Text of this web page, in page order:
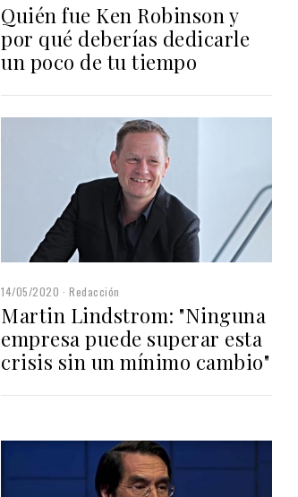
Quién fue Ken Robinson y
por qué deberías dedicarle
un poco de tu tiempo
14/05/2020 Redacción
Martin Lindstrom: "Ninguna
empresa puede superar esta
crisis sin un mínimo cambio"